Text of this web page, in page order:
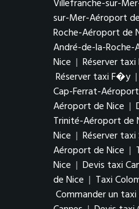
Villefranche-sur-
sur-Mer-Aéroport
Roche-Aéroport de
André-de-la-
Nice | Réserver
Réserver taxi F�y |
Cap-Ferrat-
Aéroport de Nice |
Trinité-Aéroport de
Nice | Réserver
Aéroport de Nice |
Nice | Devis taxi
de Nice | Taxi
Commander un